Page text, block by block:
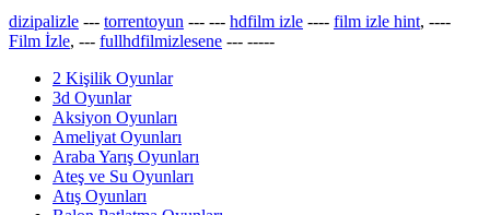
dizipalizle --- torrentoyun --- --- hdfilm izle ---- film izle hint, ----
Film İzle, --- fullhdfilmizlesene --- -----
2 Kişilik Oyunlar
3d Oyunlar
Aksiyon Oyunları
Ameliyat Oyunları
Araba Yarış Oyunları
Ateş ve Su Oyunları
Atış Oyunları